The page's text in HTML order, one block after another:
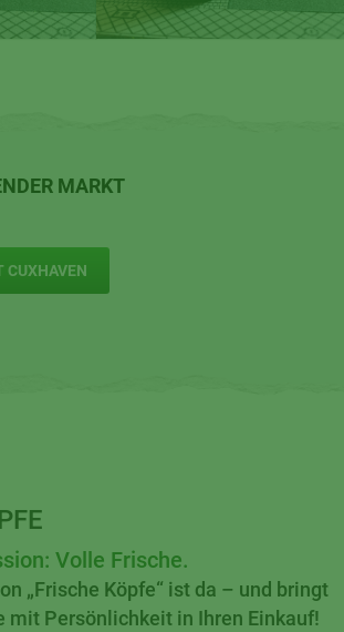
MARKT
CUXHAVEN
Volle Frische.
„Frische Köpfe“ ist da – und bringt
mit Persönlichkeit in Ihren Einkauf!